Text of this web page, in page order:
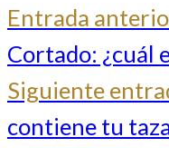
entrada:
+INFO
Entrada
Cortado: ¿cuál
Siguiente
contiene tu